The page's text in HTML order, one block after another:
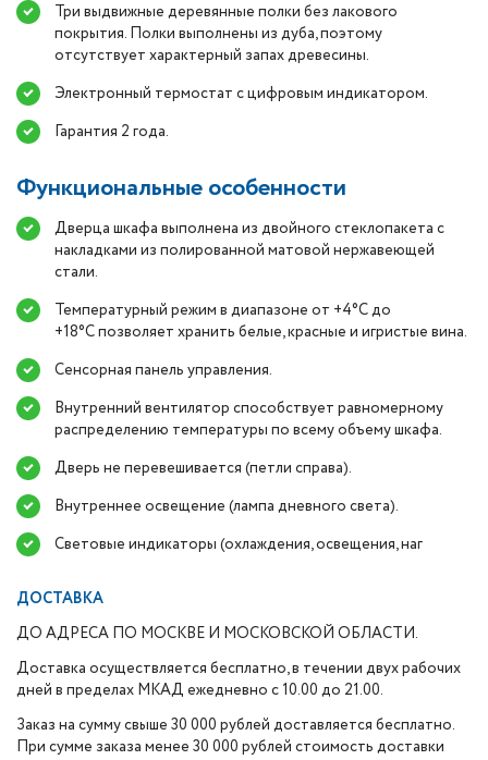
Три выдвижные деревянные полки без лакового
покрытия. Полки выполнены из дуба, поэтому
отсутствует характерный запах древесины.
Электронный термостат с цифровым индикатором.
Гарантия 2 года.
Функциональные особенности
Дверца шкафа выполнена из двойного стеклопакета с
накладками из полированной матовой нержавеющей
стали.
Температурный режим в диапазоне от +4°C до
+18°C позволяет хранить белые, красные и игристые вина.
Сенсорная панель управления.
Внутренний вентилятор способствует равномерному
распределению температуры по всему объему шкафа.
Дверь не перевешивается (петли справа).
Внутреннее освещение (лампа дневного света).
Световые индикаторы (охлаждения, освещения, наг
ДОСТАВКА
ДО АДРЕСА ПО МОСКВЕ И МОСКОВСКОЙ ОБЛАСТИ.
Доставка осуществляется бесплатно, в течении двух рабочих
дней в пределах МКАД ежедневно с 10.00 до 21.00.
Заказ на сумму свыше 30 000 рублей доставляется бесплатно.
При сумме заказа менее 30 000 рублей стоимость доставки